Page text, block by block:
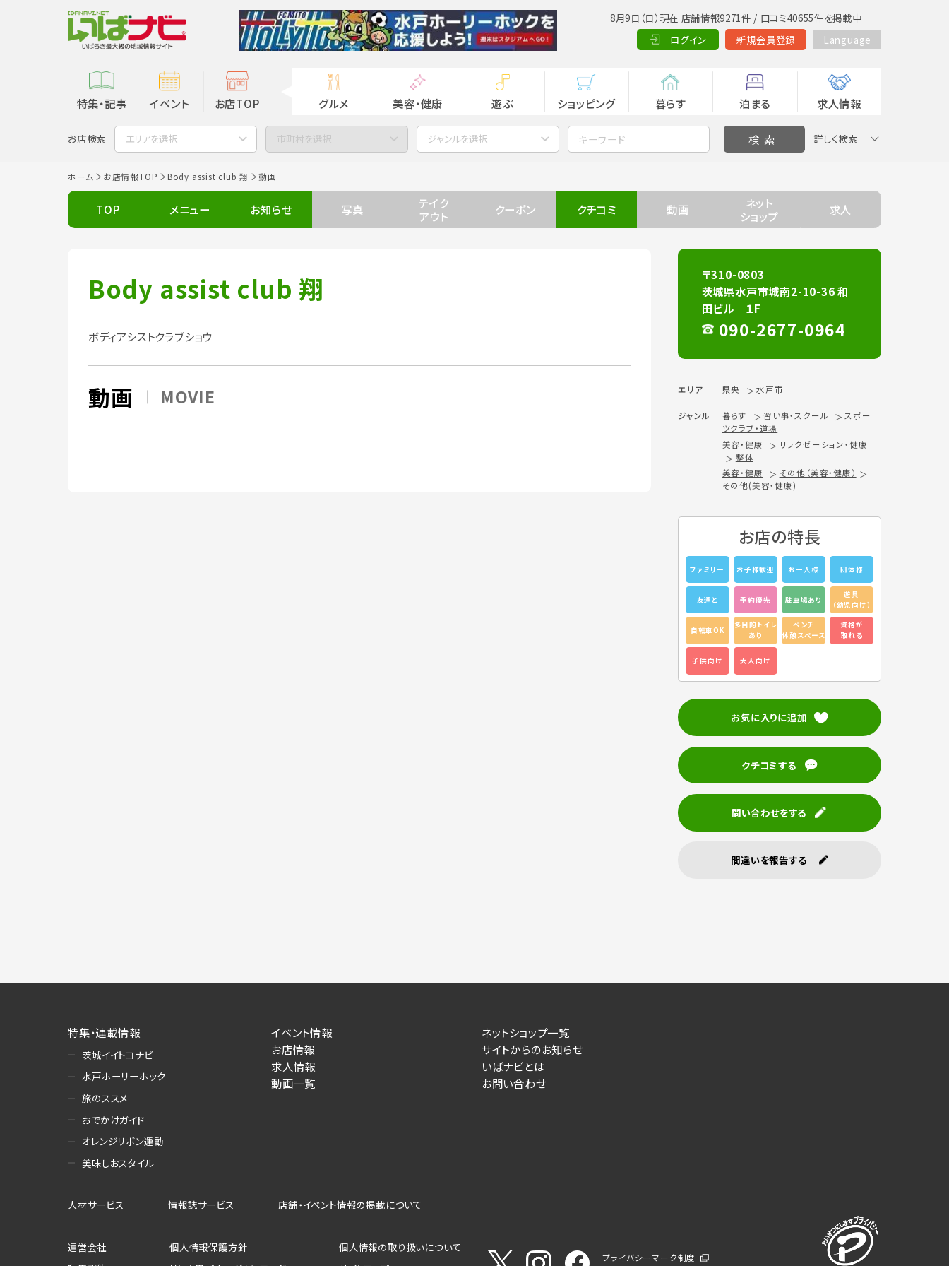
8月9日（日）現在 店舗情報9271件 / 口コミ40655件を掲載中
ログイン
新規会員登録 Language
特集・記事 イベント お店TOP グルメ 美容・健康 遊ぶ ショッピング 暮らす 泊まる 求人情報
お店検索 エリアを選択 市町村を選択 ジャンルを選択 詳しく検索
ホーム お店情報TOP Body assist club 翔 動画
TOP メニュー お知らせ 写真
テイク
アウト
クーポン クチコミ 動画
ネット
ショップ
求人
Body assist club 翔
ボディアシストクラブショウ
動画 MOVIE
〒310-0803
茨城県水戸市城南2-10-36 和
田ビル １F
090-2677-0964
エリア 県央 水戸市
ジャンル 暮らす 習い事・スクール
スポー
ツクラブ・道場
美容・健康
リラクゼーション・健康
整体
美容・健康
その他（美容・健康）
その他(美容・健康)
お店の特長
ファミリー お子様歓迎 お一人様 団体様
友達と 予約優先 駐車場あり
遊具
（幼児向け）
自転車OK
多目的トイレ
あり
ベンチ
休憩スペース
資格が
取れる
子供向け 大人向け
お気に入りに追加
クチコミする
問い合わせをする
間違いを報告する
特集・連載情報
茨城イイトコナビ
水戸ホーリーホック
旅のススメ
おでかけガイド
オレンジリボン運動
美味しおスタイル
イベント情報
お店情報
求人情報
動画一覧
ネットショップ一覧
サイトからのお知らせ
いばナビとは
お問い合わせ
人材サービス 情報誌サービス 店舗・イベント情報の掲載について
運営会社 個人情報保護方針
個人情報の取り扱いについて
プライバシーマーク制度